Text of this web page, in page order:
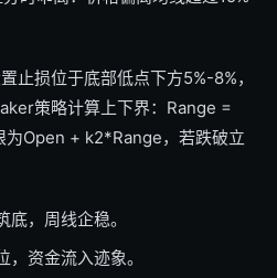
止损位于底部低点下方5%-8%，
策略计算上下界：Range =
Open + k2*Range，若跌破立
，周线企稳。
资金流入迹象。